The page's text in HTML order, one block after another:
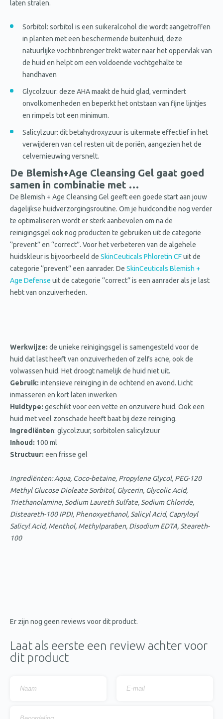
laten stralen.
Sorbitol: sorbitol is een suikeralcohol die wordt aangetroffen
in planten met een beschermende buitenhuid, deze
natuurlijke vochtinbrenger trekt water naar het oppervlak van
de huid en helpt om een voldoende vochtgehalte te
handhaven
Glycolzuur: deze AHA maakt de huid glad, vermindert
onvolkomenheden en beperkt het ontstaan van fijne lijntjes
en rimpels tot een minimum.
Salicylzuur: dit betahydroxyzuur is uitermate effectief in het
verwijderen van cel resten uit de poriën, aangezien het de
celvernieuwing versnelt.
De Blemish+Age Cleansing Gel gaat goed
samen in combinatie met …
De Blemish + Age Cleansing Gel geeft een goede start aan jouw
dagelijkse huidverzorgingsroutine. Om je huidconditie nog verder
te optimaliseren wordt er sterk aanbevolen om na de
reinigingsgel ook nog producten te gebruiken uit de categorie
‘’prevent’’ en ‘’correct’’. Voor het verbeteren van de algehele
huidskleur is bijvoorbeeld de SkinCeuticals Phloretin CFuit de
categorie ‘’prevent’’ een aanrader. De SkinCeuticals Blemish +
Age Defense uit de categorie ‘’correct’’ is een aanrader als je last
hebt van onzuiverheden.
Werkwijze: de unieke reinigingsgel is samengesteld voor de
huid dat last heeft van onzuiverheden of zelfs acne, ook de
volwassen huid. Het droogt namelijk de huid niet uit.
Gebruik: intensieve reiniging in de ochtend en avond. Licht
inmasseren en kort laten inwerken
Huidtype: geschikt voor een vette en onzuivere huid. Ook een
huid met veel zonschade heeft baat bij deze reiniging.
Ingrediënten: glycolzuur, sorbitolen salicylzuur
Inhoud: 100 ml
Structuur: een frisse gel
Ingrediënten: Aqua, Coco-betaine, Propylene Glycol, PEG-120
Methyl Glucose Dioleate Sorbitol, Glycerin, Glycolic Acid,
Triethanolamine, Sodium Laureth Sulfate, Sodium Chloride,
Disteareth-100 IPDI, Phenoxyethanol, Salicyl Acid, Capryloyl
Salicyl Acid, Menthol, Methylparaben, Disodium EDTA, Steareth-
100
Er zijn nog geen reviews voor dit product.
Laat als eerste een review achter voor
dit product